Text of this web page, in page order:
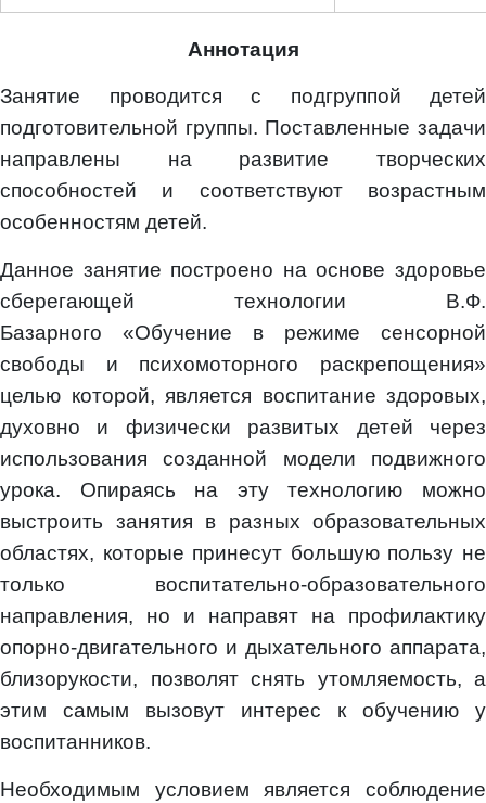
Аннотация
Занятие проводится с подгруппой детей
подготовительной группы. Поставленные задачи
направлены на развитие творческих
способностей и соответствуют возрастным
особенностям детей.
Данное занятие построено на основе здоровье
сберегающей технологии В.Ф.
Базарного «Обучение в режиме сенсорной
свободы и психомоторного раскрепощения»
целью которой, является воспитание здоровых,
духовно и физически развитых детей через
использования созданной модели подвижного
урока. Опираясь на эту технологию можно
выстроить занятия в разных образовательных
областях, которые принесут большую пользу не
только воспитательно-образовательного
направления, но и направят на профилактику
опорно-двигательного и дыхательного аппарата,
близорукости, позволят снять утомляемость, а
этим самым вызовут интерес к обучению у
воспитанников.
Необходимым условием является соблюдение